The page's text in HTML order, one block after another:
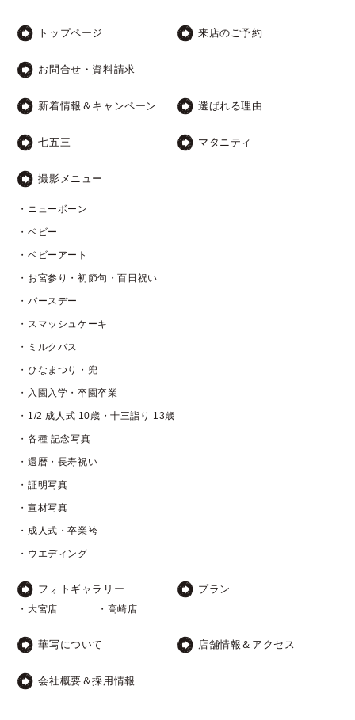
トップページ 来店のご予約
お問合せ・資料請求
新着情報＆キャンペーン 選ばれる理由
七五三 マタニティ
撮影メニュー
・ニューボーン
・ベビー
・ベビーアート
・お宮参り・初節句・百日祝い
・バースデー
・スマッシュケーキ
・ミルクバス
・ひなまつり・兜
・入園入学・卒園卒業
・1/2 成人式 10歳・十三詣り 13歳
・各種 記念写真
・還暦・長寿祝い
・証明写真
・宣材写真
・成人式・卒業袴
・ウエディング
フォトギャラリー
・大宮店 ・高崎店
プラン
華写について 店舗情報＆アクセス
会社概要＆採用情報